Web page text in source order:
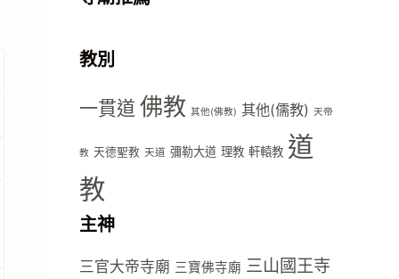
教別
一貫道 佛教 其他(佛教) 其他(儒教) 天帝
教 天德聖教 天道 彌勒大道 理教 軒轅教 道
教
主神
三官大帝寺廟 三寶佛寺廟 三山國王寺